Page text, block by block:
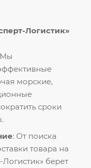
Логистик»
Мы
морские,
сроки
: От поиска
товара на
берет